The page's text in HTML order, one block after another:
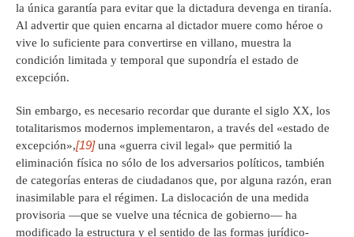
la única garantía para evitar que la dictadura devenga en tiranía.
Al advertir que quien encarna al dictador muere como héroe o
vive lo suficiente para convertirse en villano, muestra la
condición limitada y temporal que supondría el estado de
excepción.
Sin embargo, es necesario recordar que durante el siglo XX, los
totalitarismos modernos implementaron, a través del «estado de
excepción»,[19]una «guerra civil legal» que permitió la
eliminación física no sólo de los adversarios políticos, también
de categorías enteras de ciudadanos que, por alguna razón, eran
inasimilable para el régimen. La dislocación de una medida
provisoria —que se vuelve una técnica de gobierno— ha
modificado la estructura y el sentido de las formas jurídico-